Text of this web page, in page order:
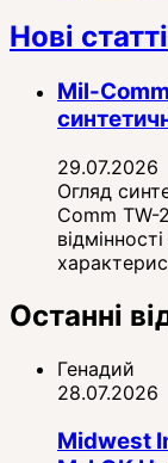
Нові статті
Mil-
29.07.2026
Огляд
Comm TW-
Останні
Генадий
28.07.2026
Midwest